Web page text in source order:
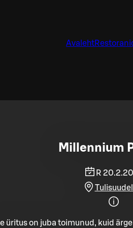
Avaleht
Millennium
R
üritus on juba toimunud, kuid